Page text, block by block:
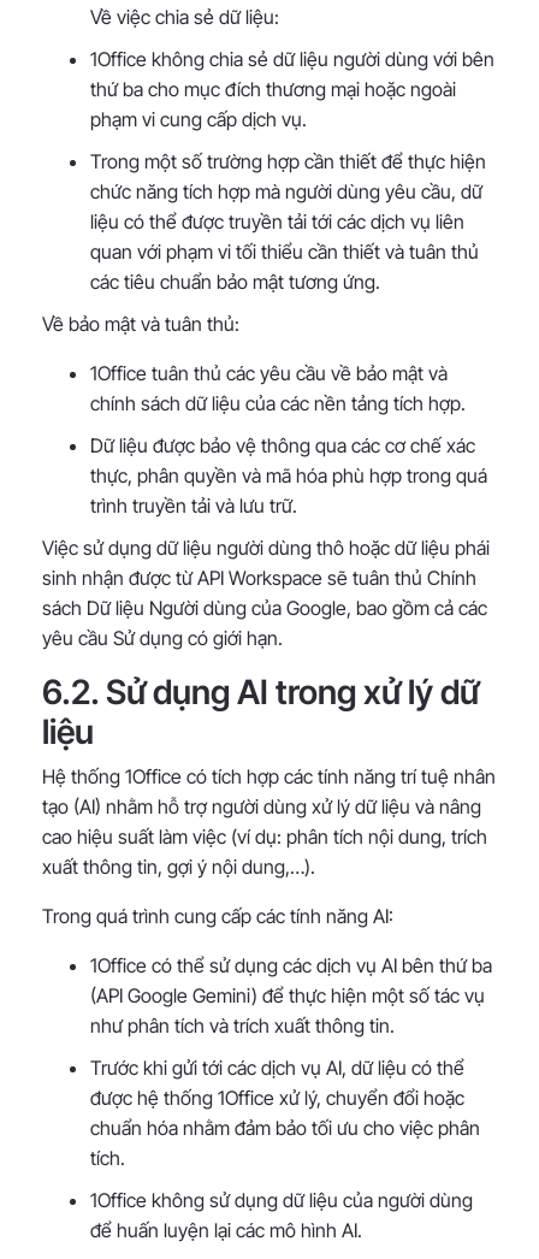
Về việc chia sẻ dữ liệu:
1Office không chia sẻ dữ liệu người dùng với bên
thứ ba cho mục đích thương mại hoặc ngoài
phạm vi cung cấp dịch vụ.
Trong một số trường hợp cần thiết để thực hiện
chức năng tích hợp mà người dùng yêu cầu, dữ
liệu có thể được truyền tải tới các dịch vụ liên
quan với phạm vi tối thiểu cần thiết và tuân thủ
các tiêu chuẩn bảo mật tương ứng.
Về bảo mật và tuân thủ:
1Office tuân thủ các yêu cầu về bảo mật và
chính sách dữ liệu của các nền tảng tích hợp.
Dữ liệu được bảo vệ thông qua các cơ chế xác
thực, phân quyền và mã hóa phù hợp trong quá
trình truyền tải và lưu trữ.
Việc sử dụng dữ liệu người dùng thô hoặc dữ liệu phái
sinh nhận được từ API Workspace sẽ tuân thủ Chính
sách Dữ liệu Người dùng của Google, bao gồm cả các
yêu cầu Sử dụng có giới hạn.
6.2. Sử dụng AI trong xử lý dữ
liệu
Hệ thống 1Office có tích hợp các tính năng trí tuệ nhân
tạo (AI) nhằm hỗ trợ người dùng xử lý dữ liệu và nâng
cao hiệu suất làm việc (ví dụ: phân tích nội dung, trích
xuất thông tin, gợi ý nội dung,…).
Trong quá trình cung cấp các tính năng AI:
1Office có thể sử dụng các dịch vụ AI bên thứ ba
(API Google Gemini) để thực hiện một số tác vụ
như phân tích và trích xuất thông tin.
Trước khi gửi tới các dịch vụ AI, dữ liệu có thể
được hệ thống 1Office xử lý, chuyển đổi hoặc
chuẩn hóa nhằm đảm bảo tối ưu cho việc phân
tích.
1Office không sử dụng dữ liệu của người dùng
để huấn luyện lại các mô hình AI.